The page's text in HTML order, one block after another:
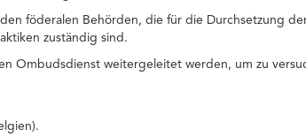
föderalen Behörden, die für die Durchsetzung
zuständig sind.
Ombudsdienst weitergeleitet werden, um zu